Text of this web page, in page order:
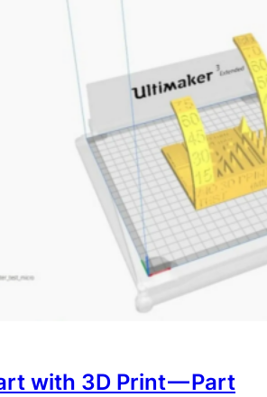
with 3D Print — Part